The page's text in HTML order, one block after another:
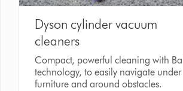
Dyson cylinder vacuum
cleaners
Compact, powerful cleaning with
technology, to easily navigate under
furniture and around obstacles.